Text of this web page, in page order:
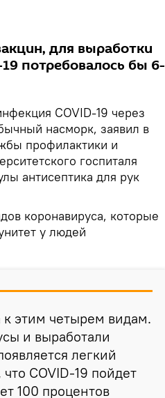
для выработки
потребовалось бы 6-
COVID-19 через
насморк, заявил в
профилактики и
госпиталя
антисептика для рук
коронавируса, которые
у людей
к этим четырем видам.
и выработали
легкий
COVID-19 пойдет
100 процентов